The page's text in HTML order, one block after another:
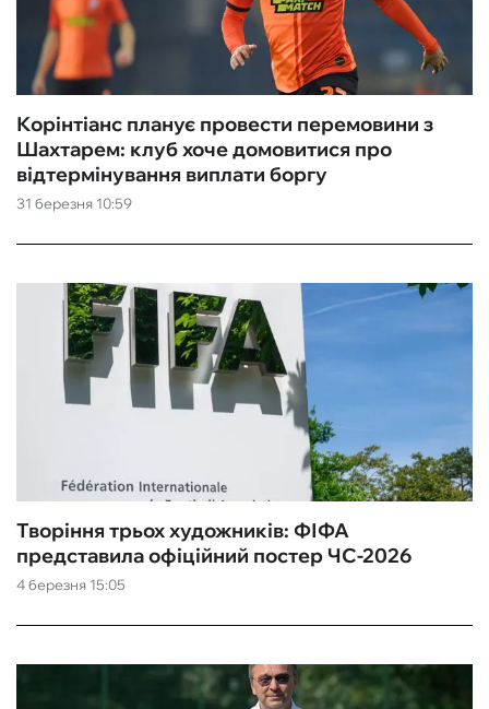
31 березня 10:59
Корінтіанс планує провести перемовини з
Шахтарем: клуб хоче домовитися про
відтермінування виплати боргу
4 березня 15:05
Творіння трьох художників: ФІФА
представила офіційний постер ЧС-2026